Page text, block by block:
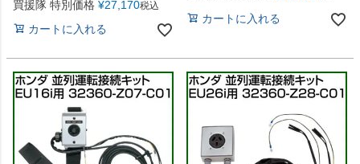
買援隊 特別価格 ¥27,170税込
カートに入れる
カートに入れる